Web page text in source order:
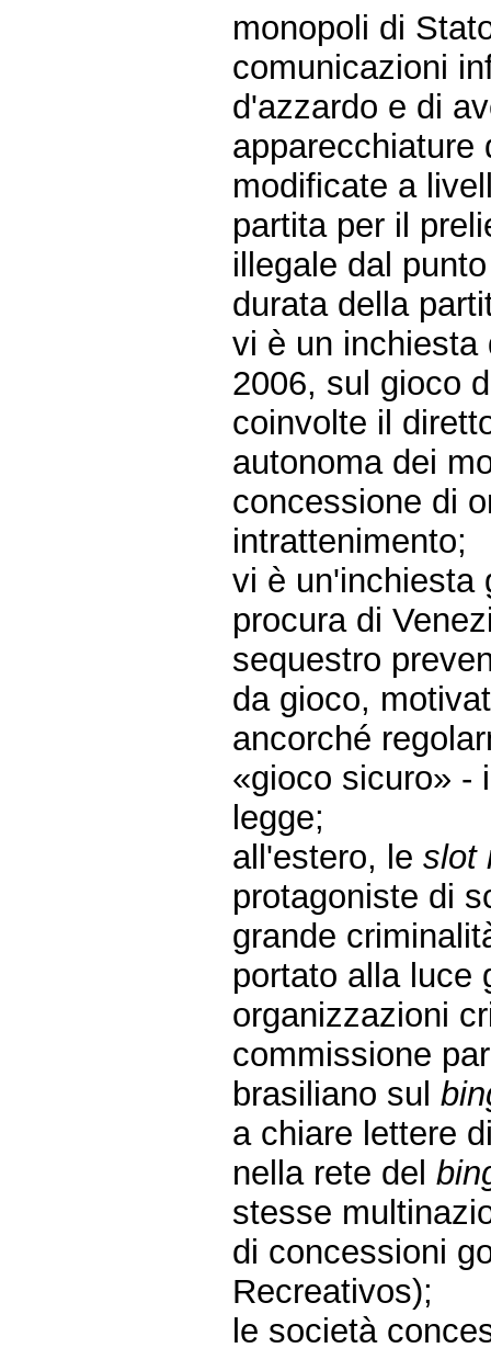
monopoli di
comunicazioni
d'azzardo e di
modificate a
partita per il
illegale dal
durata della
vi è un inchiesta
2006, sul gioco
coinvolte il
autonoma dei
concessione di
intrattenimento;
vi è un'inchiesta
procura di
sequestro
da gioco,
ancorché
«gioco sicuro» -
legge;
all'estero, leslot
protagoniste di
grande
portato alla luce
organizzazioni
commissione
brasiliano sul
a chiare lettere
nella rete del
stesse
di concessioni
Recreativos);
le società